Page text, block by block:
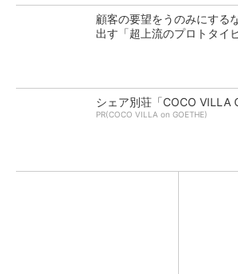
顧客の要望をうのみにす
出す「超上流のプロトタイ
シェア別荘「COCO VILLA
PR(COCO VILLA on GOETHE)